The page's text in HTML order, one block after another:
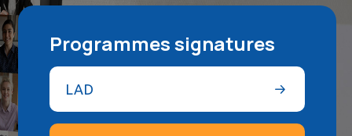
Programmes signatures
LAD